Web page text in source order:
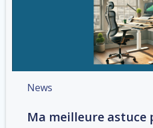
News
Ma meilleure